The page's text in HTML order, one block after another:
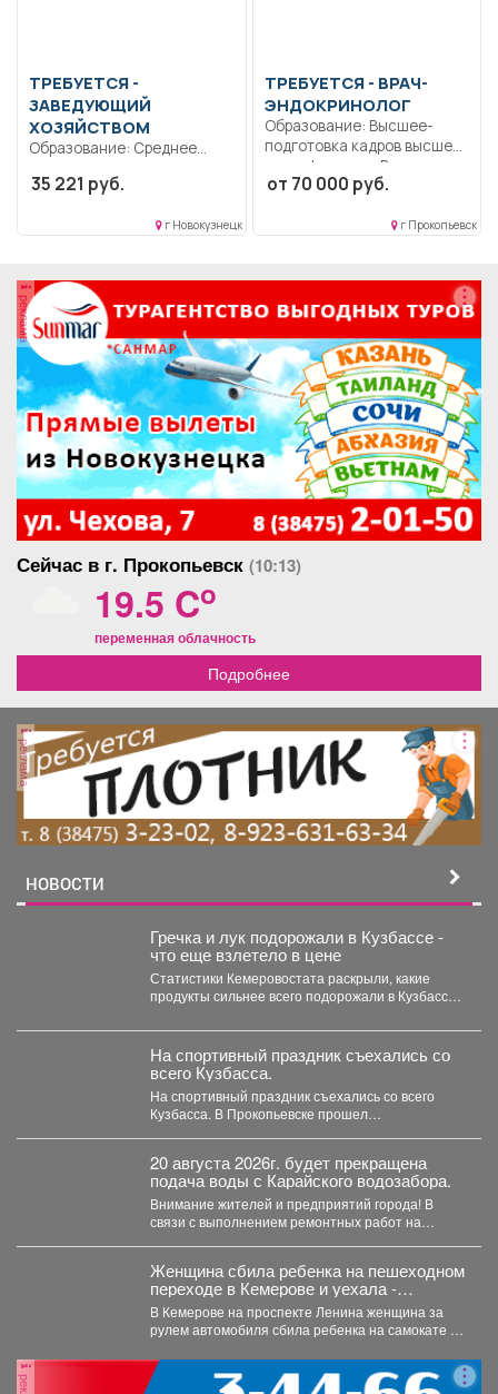
ТРЕБУЕТСЯ -
ЗАВЕДУЮЩИЙ
ХОЗЯЙСТВОМ
Образование: Среднее
образование.. Согласно
Полный рабочий...
35 221 руб.
г Новокузнецк
ТРЕБУЕТСЯ - ВРАЧ-
ЭНДОКРИНОЛОГ
Образование: Высшее-
подготовка кадров высшей
квалификации.. Выполняет
перечень работ и...
от 70 000 руб.
г Прокопьевск
реклама
Сейчас в г. Прокопьевск (10:13)
19.5 Co
переменная облачность
Подробнее
реклама
НОВОСТИ
Гречка и лук подорожали в Кузбассе -
что еще взлетело в цене
Статистики Кемеровостата раскрыли, какие
продукты сильнее всего подорожали в Кузбассе
На спортивный праздник съехались со
всего Кузбасса.
На спортивный праздник съехались со всего
Кузбасса. В Прокопьевске прошел
20 августа 2026г. будет прекращена
подача воды с Карайского водозабора.
Внимание жителей и предприятий города! В
связи с выполнением ремонтных работ на
Женщина сбила ребенка на пешеходном
переходе в Кемерове и уехала -
подробности
В Кемерове на проспекте Ленина женщина за
рулем автомобиля сбила ребенка на самокате и